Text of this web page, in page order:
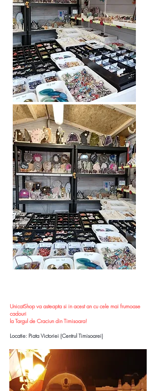
UnicatShop va asteapta si in acest an cu cele mai frumoase
cadouri
la Targul de Craciun din Timisoara!
Locatie: Piata Victoriei (Centrul Timisoarei)